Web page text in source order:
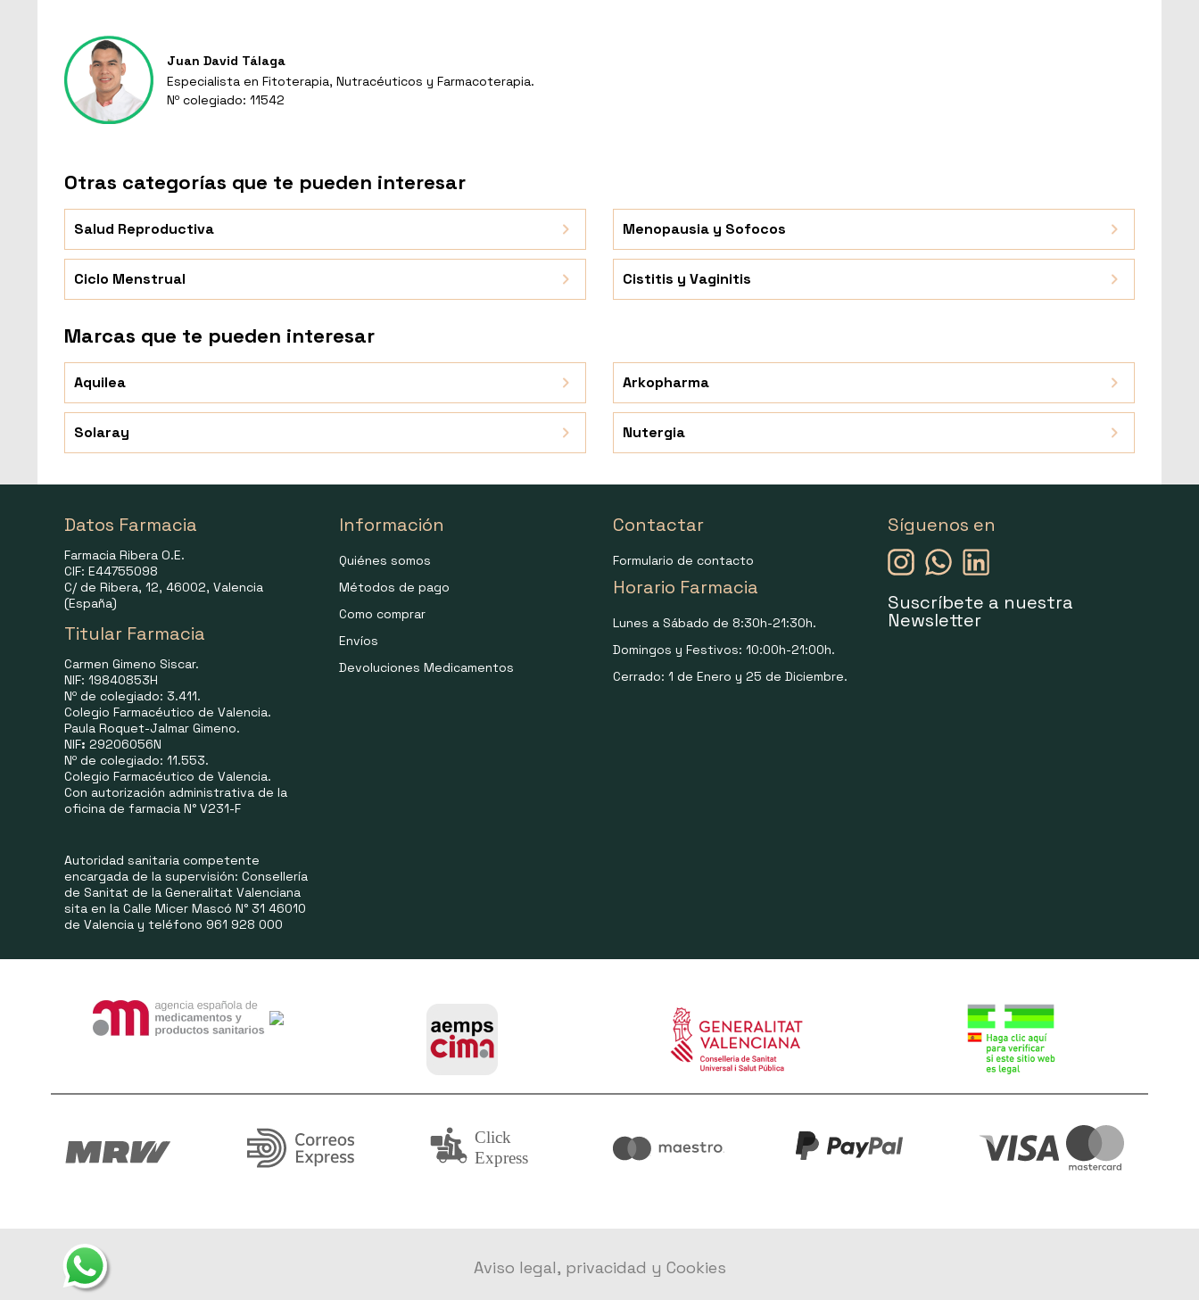
Juan David Tálaga
Especialista en Fitoterapia, Nutracéuticos y Farmacoterapia.
Nº colegiado: 11542
Otras categorías que te pueden interesar
Salud Reproductiva Menopausia y Sofocos
Ciclo Menstrual Cistitis y Vaginitis
Marcas que te pueden interesar
Aquilea Arkopharma
Solaray Nutergia
Datos Farmacia
Farmacia Ribera O.E.
CIF: E44755098
C/ de Ribera, 12, 46002, Valencia
(España)
Titular Farmacia
Carmen Gimeno Siscar.
NIF: 19840853H
Nº de colegiado: 3.411.
Colegio Farmacéutico de Valencia.
Paula Roquet-Jalmar Gimeno.
NIF: 29206056N
Nº de colegiado: 11.553.
Colegio Farmacéutico de Valencia.
Con autorización administrativa de la
oficina de farmacia N° V231-F
Autoridad sanitaria competente
encargada de la supervisión: Consellería
de Sanitat de la Generalitat Valenciana
sita en la Calle Micer Mascó N° 31 46010
de Valencia y teléfono 961 928 000
Información
Quiénes somos
Métodos de pago
Como comprar
Envíos
Devoluciones Medicamentos
Contactar
Formulario de contacto
Horario Farmacia
Lunes a Sábado de 8:30h-21:30h.
Domingos y Festivos: 10:00h-21:00h.
Cerrado: 1 de Enero y 25 de Diciembre.
Síguenos en
Suscríbete a nuestra
Newsletter
Aviso legal, privacidad y Cookies